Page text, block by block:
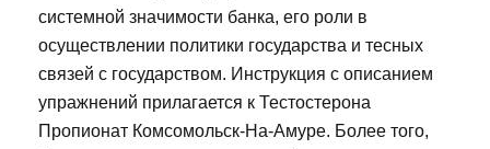
системной значимости банка, его роли в
осуществлении политики государства и тесных
связей с государством. Инструкция с описанием
упражнений прилагается к Тестостерона
Пропионат Комсомольск-На-Амуре. Более того,